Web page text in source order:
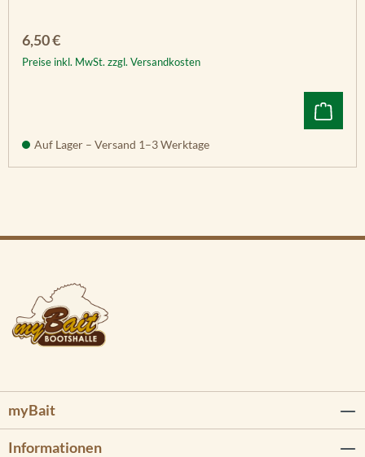
Regulärer Preis:
6,50 €
Preise inkl. MwSt. zzgl. Versandkosten
Auf Lager – Versand 1–3 Werktage
myBait
Informationen